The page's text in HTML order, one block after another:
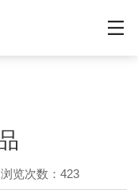
浏览次数：423